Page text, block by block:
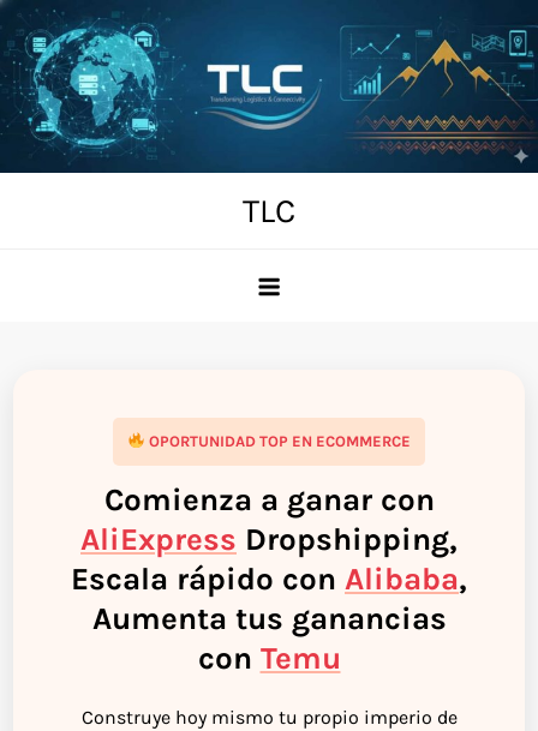
Skip
to
content
TLC
OPORTUNIDAD TOP EN ECOMMERCE
Comienza a ganar con
AliExpress Dropshipping,
Escala rápido con Alibaba,
Aumenta tus ganancias
con Temu
Construye hoy mismo tu propio imperio de